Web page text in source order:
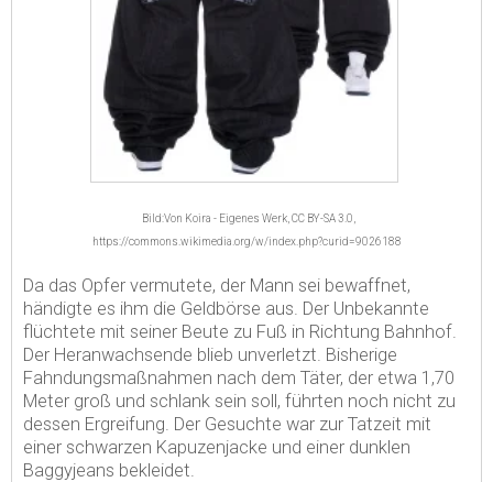
Bild:Von Koira - Eigenes Werk, CC BY-SA 3.0,
https://commons.wikimedia.org/w/index.php?curid=9026188
Da das Opfer vermutete, der Mann sei bewaffnet,
händigte es ihm die Geldbörse aus. Der Unbekannte
flüchtete mit seiner Beute zu Fuß in Richtung Bahnhof.
Der Heranwachsende blieb unverletzt. Bisherige
Fahndungsmaßnahmen nach dem Täter, der etwa 1,70
Meter groß und schlank sein soll, führten noch nicht zu
dessen Ergreifung. Der Gesuchte war zur Tatzeit mit
einer schwarzen Kapuzenjacke und einer dunklen
Baggyjeans bekleidet.